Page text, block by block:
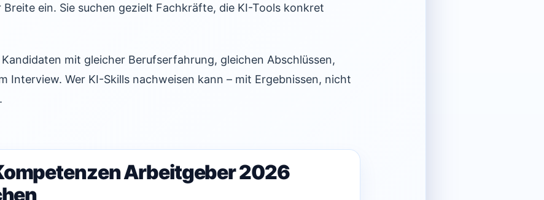
ein. Sie suchen gezielt Fachkräfte, die KI-Tools konkret
mit gleicher Berufserfahrung, gleichen Abschlüssen,
Interview. Wer KI-Skills nachweisen kann – mit Ergebnissen, nicht
Arbeitgeber 2026